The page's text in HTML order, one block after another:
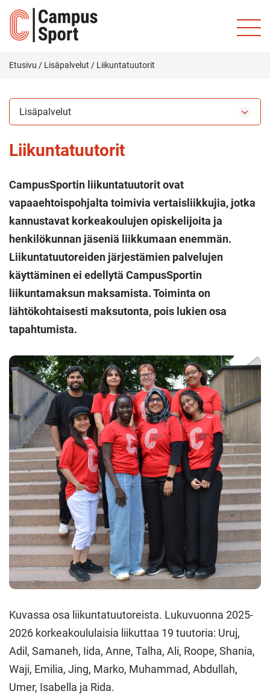
Etusivu / Lisäpalvelut / Liikuntatuutorit
Lisäpalvelut
Liikuntatuutorit
CampusSportin liikuntatuutorit ovat
vapaaehtoispohjalta toimivia vertaisliikkujia, jotka
kannustavat korkeakoulujen opiskelijoita ja
henkilökunnan jäseniä liikkumaan enemmän.
Liikuntatuutoreiden järjestämien palvelujen
käyttäminen ei edellytä CampusSportin
liikuntamaksun maksamista. Toiminta on
lähtökohtaisesti maksutonta, pois lukien osa
tapahtumista.
Kuvassa osa liikuntatuutoreista. Lukuvuonna 2025-
2026 korkeakoululaisia liikuttaa 19 tuutoria: Uruj,
Adil, Samaneh, Iida, Anne, Talha, Ali, Roope, Shania,
Waji, Emilia, Jing, Marko, Muhammad, Abdullah,
Umer, Isabella ja Rida.